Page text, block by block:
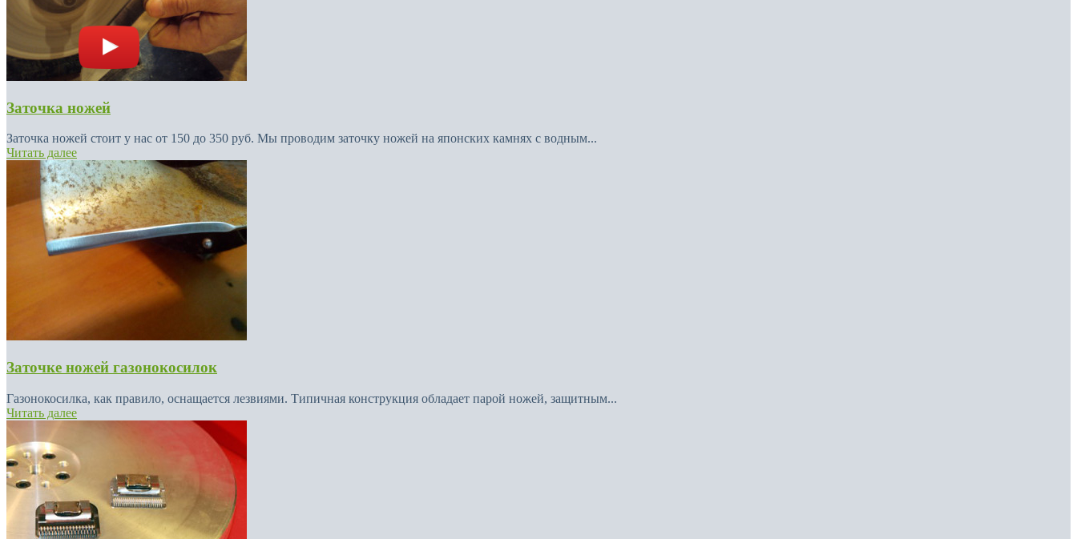
Заточка ножей
Заточка ножей стоит у нас от 150 до 350 руб. Мы проводим заточку ножей на японских камнях с водным...
Читать далее
Заточке ножей газонокосилок
Газонокосилка, как правило, оснащается лезвиями. Типичная конструкция обладает парой ножей, защитным...
Читать далее